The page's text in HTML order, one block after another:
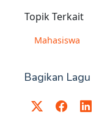
Topik Terkait
Mahasiswa
Bagikan Lagu